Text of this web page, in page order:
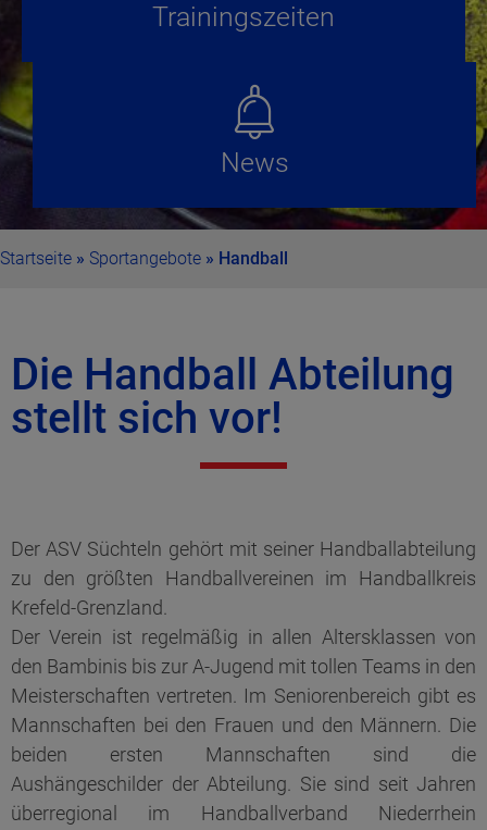
Trainingszeiten
News
Startseite » Sportangebote » Handball
Die Handball Abteilung
stellt sich vor!
Der ASV Süchteln gehört mit seiner Handballabteilung
zu den größten Handballvereinen im Handballkreis
Krefeld-Grenzland.
Der Verein ist regelmäßig in allen Altersklassen von
den Bambinis bis zur A-Jugend mit tollen Teams in den
Meisterschaften vertreten. Im Seniorenbereich gibt es
Mannschaften bei den Frauen und den Männern. Die
beiden ersten Mannschaften sind die
Aushängeschilder der Abteilung. Sie sind seit Jahren
überregional im Handballverband Niederrhein